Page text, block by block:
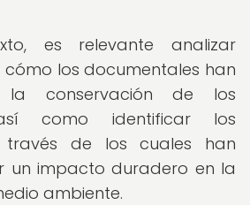
es relevante analizar
los documentales han
conservación de los
como identificar los
través de los cuales han
un impacto duradero en la
ambiente.